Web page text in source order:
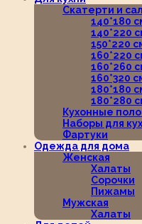
Скатерти и
140*180
140*220
150*220
160*220
160*260
160*320
180*180
180*280
Кухонные
Наборы для
Фартуки
Одежда для дома
Женская
Халаты
Сорочки
Пижамы
Мужская
Халаты